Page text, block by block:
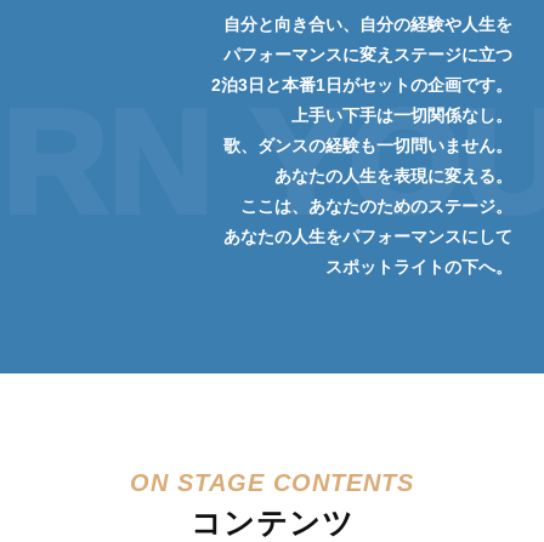
自分と向き合い、自分の経験や人生を
パフォーマンスに変えステージに立つ
2泊3日と本番1日がセットの企画です。
上手い下手は一切関係なし。
歌、ダンスの経験も一切問いません。
あなたの人生を表現に変える。
ここは、あなたのためのステージ。
あなたの人生をパフォーマンスにして
スポットライトの下へ。
コンテンツ